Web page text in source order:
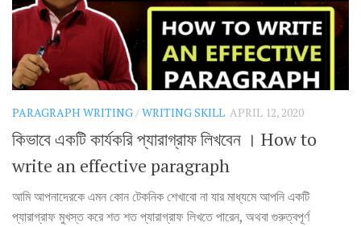
PARAGRAPH WRITING/WRITING SKILL APRIL 12, 2020
কিভাবে একটি কার্যকরি প্যারাগ্রাফ লিখবেন । How to
write an effective paragraph
আমি আপনাদেরকে এমন কোন টেকনিক শেখাবো না যার মাধ্যমে আপনি একটি
প্যারাগ্রাফ মুখস্ত করে শত শত প্যারাগ্রাফ লিখতে পারেন, অথবা গুরুত্বপূর্ণ